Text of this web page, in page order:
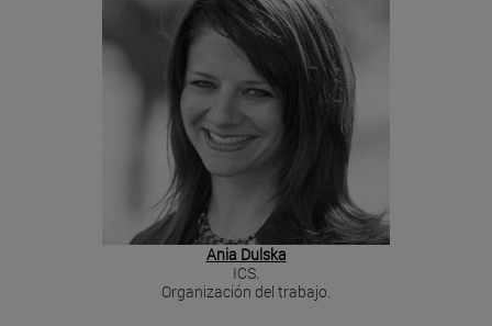
Ania Dulska
ICS.
Organización del trabajo.